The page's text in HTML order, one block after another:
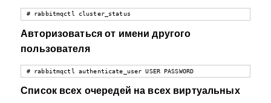
# rabbitmqctl cluster_status
Авторизоваться от имени другого
пользователя
# rabbitmqctl authenticate_user USER PASSWORD
Список всех очередей на всех виртуальных